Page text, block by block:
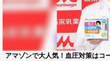
アマゾンで大人気！血圧対策はコ